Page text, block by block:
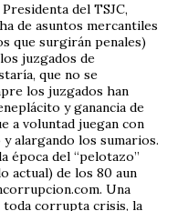
del TSJC,
de asuntos mercantiles
que surgirán penales)
juzgados de
que no se
los juzgados han
y ganancia de
a voluntad juegan con
alargando los sumarios.
época del “pelotazo”
actual) de los 80 aun
Una
toda corrupta crisis, la